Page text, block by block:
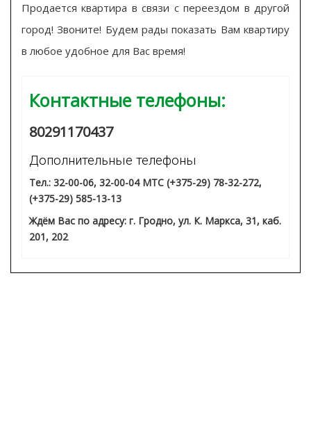
Продается квартира в связи с переездом в другой
город! Звоните! Будем рады показать Вам квартиру
в любое удобное для Вас время!
Контактные телефоны:
80291170437
Дополнительные телефоны
Тел.: 32-00-06, 32-00-04 МТС (+375-29) 78-32-272,
(+375-29) 585-13-13
Ждём Вас по адресу: г. Гродно, ул. К. Маркса, 31, каб.
201, 202